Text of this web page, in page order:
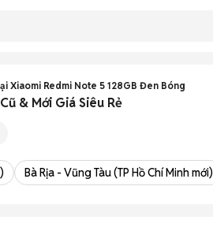
Xiaomi Redmi Note 5 128GB Đen Bóng
& Mới Giá Siêu Rẻ
Bà Rịa - Vũng Tàu (TP Hồ Chí Minh mới)